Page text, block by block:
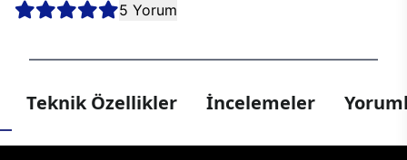
5 Yorum
Teknik Özellikler İncelemeler